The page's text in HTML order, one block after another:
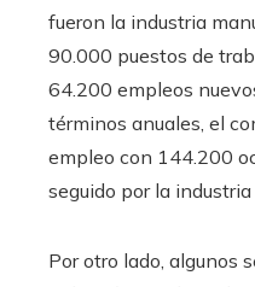
fueron la industria
90.000 puestos de
64.200 empleos
términos anuales, el
empleo con 144.200
seguido por la
Por otro lado, algunos